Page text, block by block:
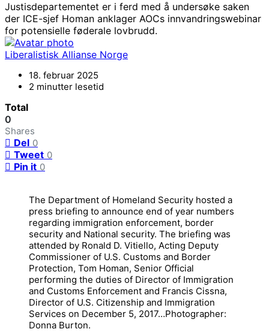
Justisdepartementet er i ferd med å undersøke saken
der ICE-sjef Homan anklager AOCs innvandringswebinar
for potensielle føderale lovbrudd.
Liberalistisk Allianse Norge
18. februar 2025
2 minutter lesetid
Total
0
Shares
Del 0
Tweet 0
Pin it 0
The Department of Homeland Security hosted a
press briefing to announce end of year numbers
regarding immigration enforcement, border
security and National security. The briefing was
attended by Ronald D. Vitiello, Acting Deputy
Commissioner of U.S. Customs and Border
Protection, Tom Homan, Senior Official
performing the duties of Director of Immigration
and Customs Enforcement and Francis Cissna,
Director of U.S. Citizenship and Immigration
Services on December 5, 2017…Photographer:
Donna Burton.